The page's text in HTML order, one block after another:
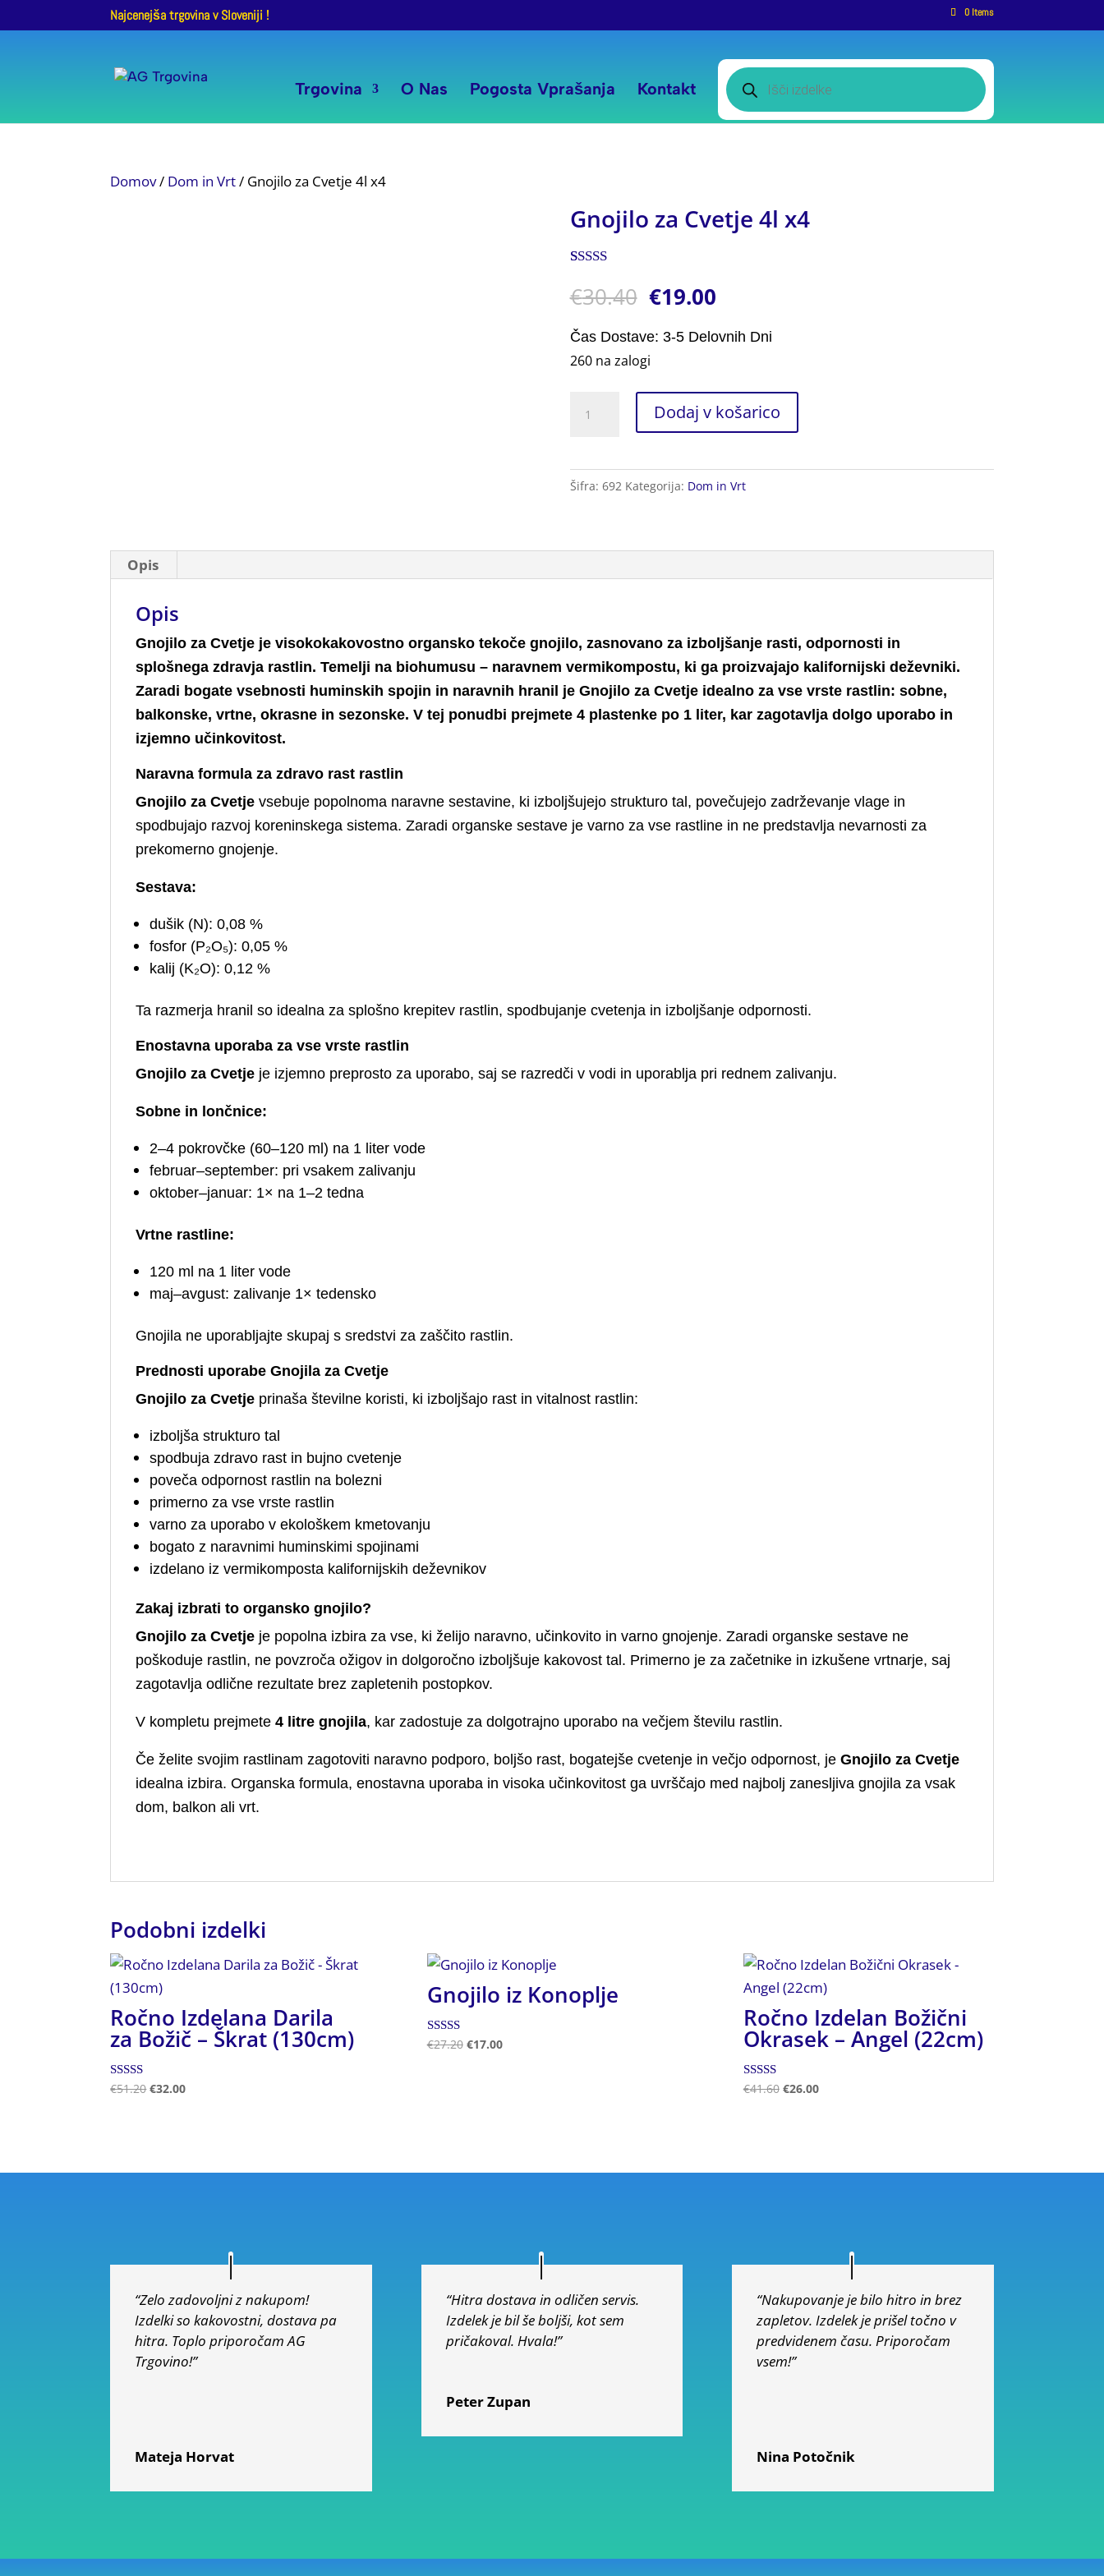
Najcenejša trgovina v Sloveniji ! 0 Items
Trgovina O Nas Pogosta Vprašanja Kontakt
Products
search
Domov/ Dom in Vrt/ Gnojilo za Cvetje 4l x4
Gnojilo za Cvetje 4l x4
5.00od 5 na
podlagi
stranke
€30.40 €19.00
Čas Dostave: 3-5 Delovnih Dni
260 na zalogi
4l
x4
Dodaj v košarico
Šifra: 692 Kategorija: Dom in Vrt
Opis
Opis
Gnojilo za Cvetje je visokokakovostno organsko tekoče gnojilo, zasnovano za izboljšanje rasti, odpornosti in
splošnega zdravja rastlin. Temelji na biohumusu – naravnem vermikompostu, ki ga proizvajajo kalifornijski deževniki.
Zaradi bogate vsebnosti huminskih spojin in naravnih hranil jeGnojilo za Cvetje idealno za vse vrste rastlin: sobne,
balkonske, vrtne, okrasne in sezonske. V tej ponudbi prejmete4 plastenke po 1 liter, kar zagotavlja dolgo uporabo in
izjemno učinkovitost.
Naravna formula za zdravo rast rastlin
Gnojilo za Cvetje vsebuje popolnoma naravne sestavine, ki izboljšujejo strukturo tal, povečujejo zadrževanje vlage in
spodbujajo razvoj koreninskega sistema. Zaradi organske sestave je varno za vse rastline in ne predstavlja nevarnosti za
prekomerno gnojenje.
Sestava:
dušik (N): 0,08 %
fosfor (P₂O₅): 0,05 %
kalij (K₂O): 0,12 %
Ta razmerja hranil so idealna za splošno krepitev rastlin, spodbujanje cvetenja in izboljšanje odpornosti.
Enostavna uporaba za vse vrste rastlin
Gnojilo za Cvetje je izjemno preprosto za uporabo, saj se razredči v vodi in uporablja pri rednem zalivanju.
Sobne in lončnice:
2–4 pokrovčke (60–120 ml) na 1 liter vode
februar–september: pri vsakem zalivanju
oktober–januar: 1× na 1–2 tedna
Vrtne rastline:
120 ml na 1 liter vode
maj–avgust: zalivanje 1× tedensko
Gnojila ne uporabljajte skupaj s sredstvi za zaščito rastlin.
Prednosti uporabe Gnojila za Cvetje
Gnojilo za Cvetje prinaša številne koristi, ki izboljšajo rast in vitalnost rastlin:
izboljša strukturo tal
spodbuja zdravo rast in bujno cvetenje
poveča odpornost rastlin na bolezni
primerno za vse vrste rastlin
varno za uporabo v ekološkem kmetovanju
bogato z naravnimi huminskimi spojinami
izdelano iz vermikomposta kalifornijskih deževnikov
Zakaj izbrati to organsko gnojilo?
Gnojilo za Cvetje je popolna izbira za vse, ki želijo naravno, učinkovito in varno gnojenje. Zaradi organske sestave ne
poškoduje rastlin, ne povzroča ožigov in dolgoročno izboljšuje kakovost tal. Primerno je za začetnike in izkušene vrtnarje, saj
zagotavlja odlične rezultate brez zapletenih postopkov.
V kompletu prejmete4 litre gnojila, kar zadostuje za dolgotrajno uporabo na večjem številu rastlin.
Če želite svojim rastlinam zagotoviti naravno podporo, boljšo rast, bogatejše cvetenje in večjo odpornost, jeGnojilo za Cvetje
idealna izbira. Organska formula, enostavna uporaba in visoka učinkovitost ga uvrščajo med najbolj zanesljiva gnojila za vsak
dom, balkon ali vrt.
Podobni izdelki
Ročno Izdelana Darila
za Božič – Škrat (130cm)
Ocenjeno
€51.20 €32.00
Gnojilo iz Konoplje
Ocenjeno
€27.20 €17.00
Ročno Izdelan Božični
Okrasek – Angel (22cm)
Ocenjeno
€41.60 €26.00
“Zelo zadovoljni z nakupom!
Izdelki so kakovostni, dostava pa
hitra. Toplo priporočam AG
Trgovino!”
Mateja Horvat
“Hitra dostava in odličen servis.
Izdelek je bil še boljši, kot sem
pričakoval. Hvala!”
Peter Zupan
“Nakupovanje je bilo hitro in brez
zapletov. Izdelek je prišel točno v
predvidenem času. Priporočam
vsem!”
Nina Potočnik